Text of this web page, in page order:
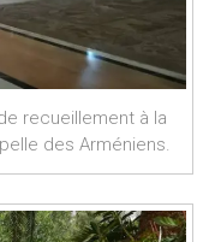
recueillement à la
des Arméniens.